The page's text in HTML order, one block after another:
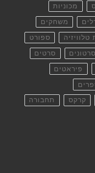
מכוניות
משחקים
ספורט
סרטונים סרטים
פיראטים
קרקס תחבורה